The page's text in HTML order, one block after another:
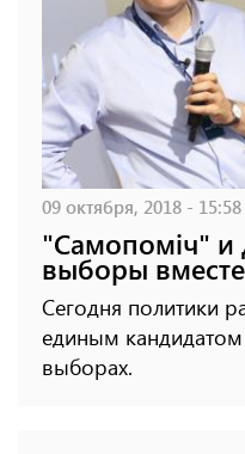
09 октября, 2018 - 15:58
"Самопоміч" и
выборы вместе
Сегодня политики
единым кандидатом
выборах.